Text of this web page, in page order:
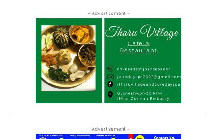
- Advertisement -
- Advertisement -